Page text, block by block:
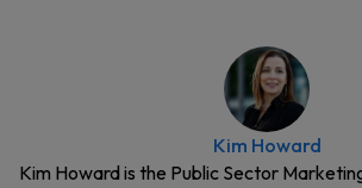
Kim Howard
Kim Howard is the Public Sector